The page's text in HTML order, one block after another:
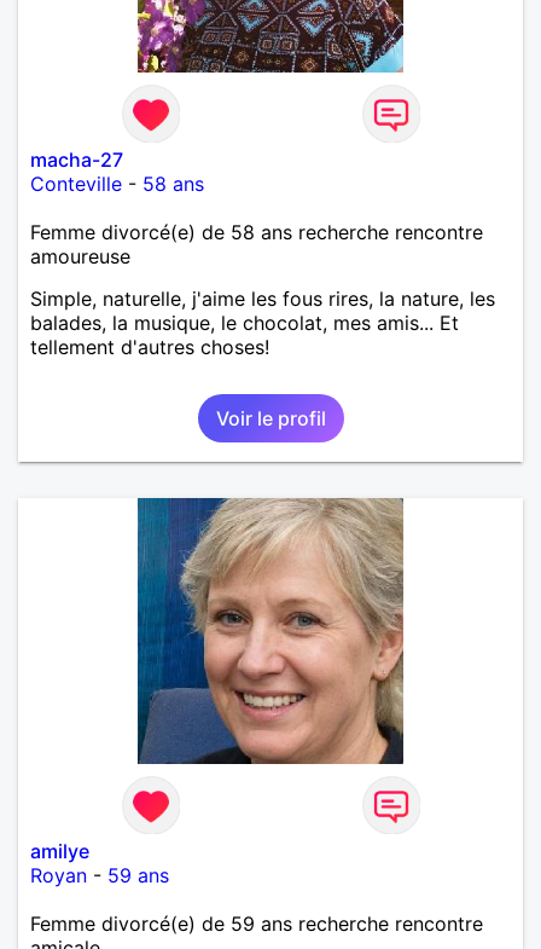
macha-27
Conteville - 58 ans
Femme divorcé(e) de 58 ans recherche rencontre
amoureuse
Simple, naturelle, j'aime les fous rires, la nature, les
balades, la musique, le chocolat, mes amis... Et
tellement d'autres choses!
Voir le profil
amilye
Royan - 59 ans
Femme divorcé(e) de 59 ans recherche rencontre